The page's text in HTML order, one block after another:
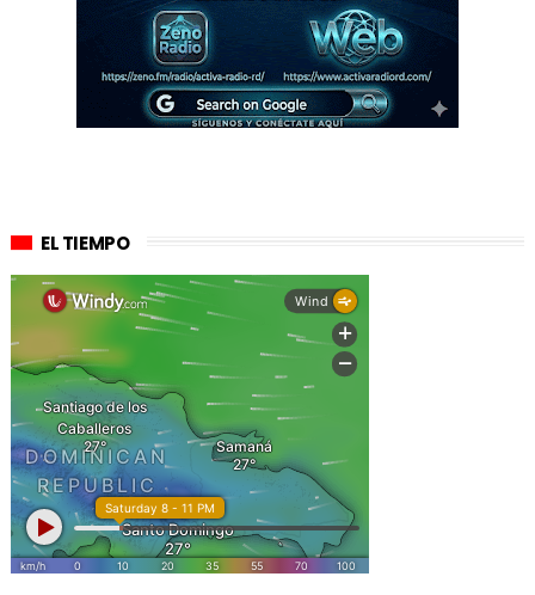
EL TIEMPO